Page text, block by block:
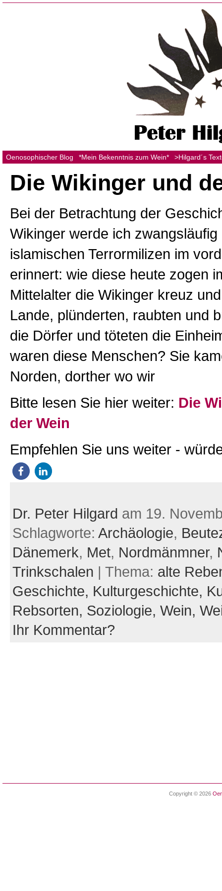
Oenosophischer Blog *Mein Bekenntnis zum Wein* >Hilgard´s
Die Wikinger und
Bei der Betrachtung der
Wikinger werde ich zwangsläufig
islamischen Terrormilizen im
erinnert: wie diese heute zogen
Mittelalter die Wikinger kreuz
Lande, plünderten, raubten und
die Dörfer und töteten die
waren diese Menschen? Sie
Norden, dorther wo wir
Bitte lesen Sie hier weiter: Die
der Wein
Empfehlen Sie uns weiter -
Dr. Peter Hilgard am 19.
Schlagworte: Archäologie,
Dänemerk, Met, Nordmänmner,
Trinkschalen | Thema: alte
Geschichte, Kulturgeschichte,
Rebsorten, Soziologie, Wein,
Ihr Kommentar?
Copyright © 2026